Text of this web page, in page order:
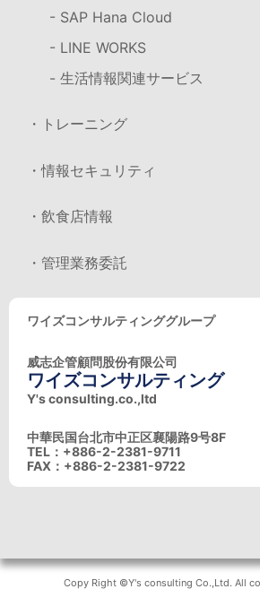
- SAP Hana Cloud
- LINE WORKS
- 生活情報関連サービス
・トレーニング
・情報セキュリティ
・飲食店情報
・管理業務委託
ワイズコンサルティンググループ
威志企管顧問股份有限公司
ワイズコンサルティング
Y's consulting.co.,ltd
中華民国台北市中正区襄陽路9号8F
TEL：+886-2-2381-9711
FAX：+886-2-2381-9722
Copy Right ©Y's consulting Co.,Ltd. All